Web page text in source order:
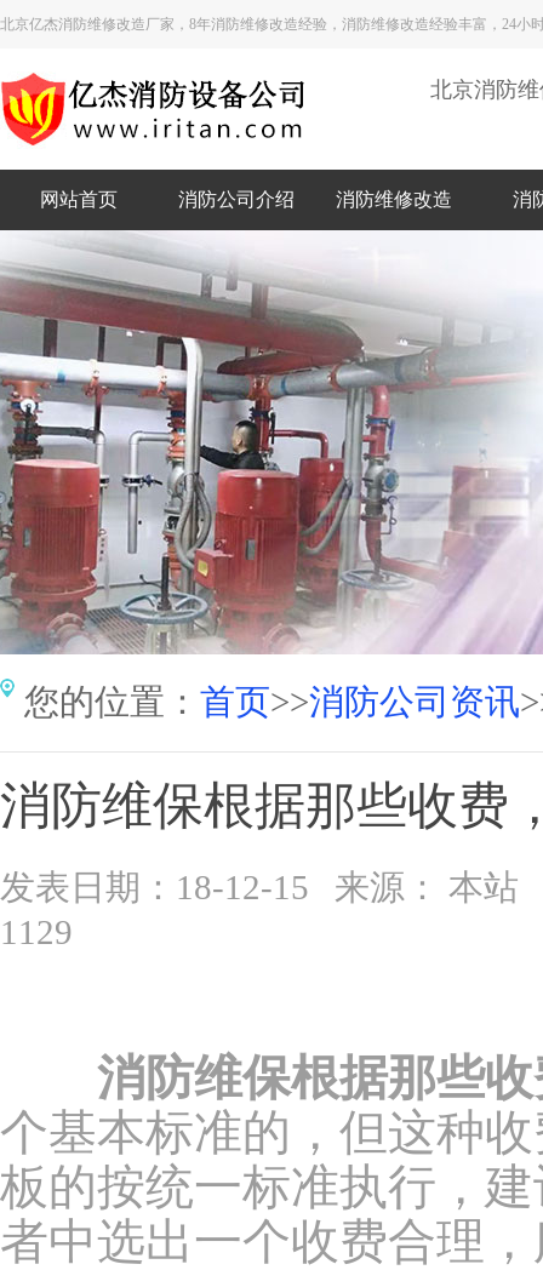
北京亿杰消防维修改造厂家，8年消防维修改造经验，消防维修改造经验丰富，24小
北京消防
网站首页 消防公司介绍 消防维修改造 消
您的位置： 首页>>消防公司资讯
消防维保根据那些收费
发表日期：18-12-15 来源： 本
1129
消防维保根据那些
个基本标准的，但这种
板的按统一标准执行，
者中选出一个收费合理